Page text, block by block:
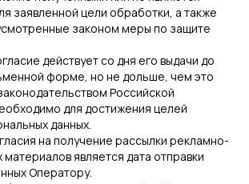
заявленной цели обработки, а также
законом меры по защите
действует со дня его выдачи до
форме, но не дольше, чем это
Российской
для достижения целей
данных.
на получение рассылки рекламно-
является дата отправки
Оператору.